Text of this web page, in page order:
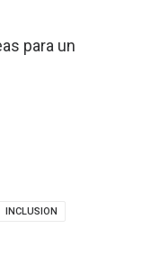
para un
INCLUSION